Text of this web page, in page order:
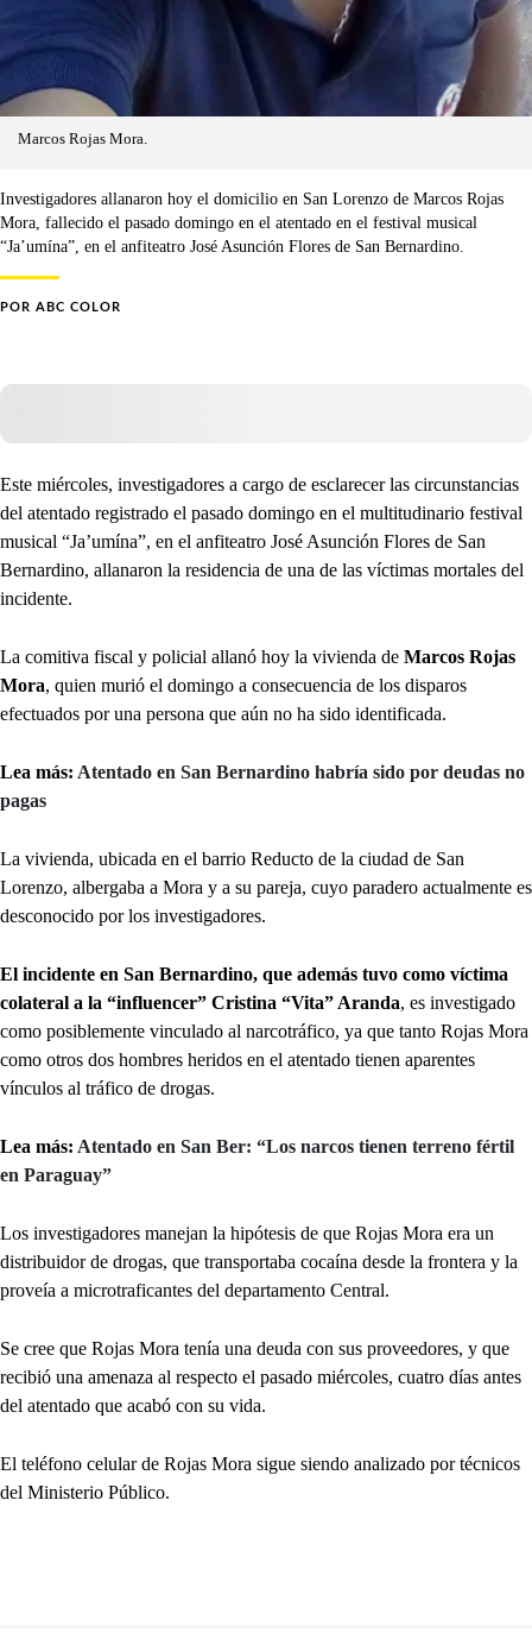
Marcos Rojas Mora.
Investigadores allanaron hoy el domicilio en San Lorenzo de Marcos Rojas
Mora, fallecido el pasado domingo en el atentado en el festival musical
“Ja’umína”, en el anfiteatro José Asunción Flores de San Bernardino.
POR ABC COLOR
Este miércoles, investigadores a cargo de esclarecer las circunstancias
del atentado registrado el pasado domingo en el multitudinario festival
musical “Ja’umína”, en el anfiteatro José Asunción Flores de San
Bernardino, allanaron la residencia de una de las víctimas mortales del
incidente.
La comitiva fiscal y policial allanó hoy la vivienda de Marcos Rojas
Mora, quien murió el domingo a consecuencia de los disparos
efectuados por una persona que aún no ha sido identificada.
Lea más: Atentado en San Bernardino habría sido por deudas no
pagas
La vivienda, ubicada en el barrio Reducto de la ciudad de San
Lorenzo, albergaba a Mora y a su pareja, cuyo paradero actualmente es
desconocido por los investigadores.
El incidente en San Bernardino, que además tuvo como víctima
colateral a la “influencer” Cristina “Vita” Aranda, es investigado
como posiblemente vinculado al narcotráfico, ya que tanto Rojas Mora
como otros dos hombres heridos en el atentado tienen aparentes
vínculos al tráfico de drogas.
Lea más: Atentado en San Ber: “Los narcos tienen terreno fértil
en Paraguay”
Los investigadores manejan la hipótesis de que Rojas Mora era un
distribuidor de drogas, que transportaba cocaína desde la frontera y la
proveía a microtraficantes del departamento Central.
Se cree que Rojas Mora tenía una deuda con sus proveedores, y que
recibió una amenaza al respecto el pasado miércoles, cuatro días antes
del atentado que acabó con su vida.
El teléfono celular de Rojas Mora sigue siendo analizado por técnicos
del Ministerio Público.